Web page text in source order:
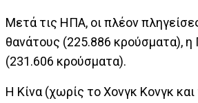
Μετά τις ΗΠΑ, οι πλέον
θανάτους (225.886 κρούσματα), η
(231.606 κρούσματα).
Η Κίνα (χωρίς το Χονγκ Κονγκ